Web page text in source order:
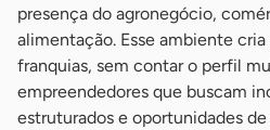
presença do agronegócio,
alimentação. Esse ambiente
franquias, sem contar o perfil
empreendedores que buscam
estruturados e oportunidades